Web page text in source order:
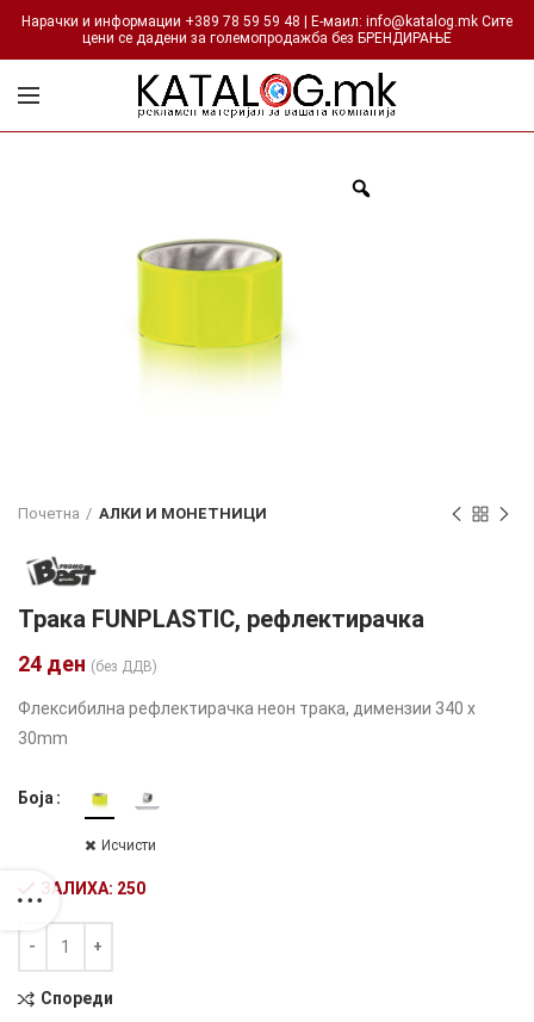
Нарачки и информации +389 78 59 59 48 | Е-маил: info@katalog.mk Сите
цени се дадени за големопродажба без БРЕНДИРАЊЕ
Почетна АЛКИ И МОНЕТНИЦИ
Трака FUNPLASTIC, рефлектирачка
24 ден (без ДДВ)
Флексибилна рефлектирачка неон трака, димензии 340 x
30mm
Боја
Исчисти
ЗАЛИХА: 250
Alternative:
Спореди